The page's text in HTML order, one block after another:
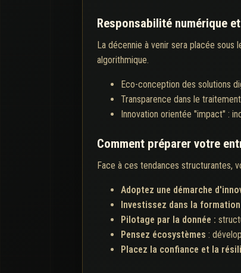
Responsabilité numérique
La décennie à venir sera placée sous
algorithmique.
Eco-conception des solutions
Transparence dans le
Innovation orientée "impact" :
Comment préparer votre
Face à ces tendances structurantes,
Adoptez une démarche
Investissez dans la
Pilotage par la donnée :
Pensez écosystèmes :
Placez la confiance et la